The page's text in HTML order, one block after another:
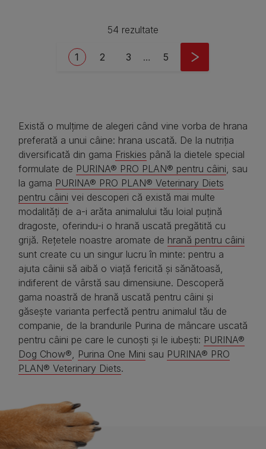
54 rezultate
Current page
1 Pagina
2 Pagina
3 … Last page
5
Există o mulțime de alegeri când vine vorba de hrana
preferată a unui câine: hrana uscată. De la nutriția
diversificată din gama Friskies până la dietele special
formulate de PURINA® PRO PLAN® pentru câini, sau
la gama PURINA® PRO PLAN® Veterinary Diets
pentru câini vei descoperi că există mai multe
modalități de a-i arăta animalului tău loial puțină
dragoste, oferindu-i o hrană uscată pregătită cu
grijă. Rețetele noastre aromate de hrană pentru câini
sunt create cu un singur lucru în minte: pentru a
ajuta câinii să aibă o viață fericită și sănătoasă,
indiferent de vârstă sau dimensiune. Descoperă
gama noastră de hrană uscată pentru câini și
găsește varianta perfectă pentru animalul tău de
companie, de la brandurile Purina de mâncare uscată
pentru câini pe care le cunoști și le iubești: PURINA®
Dog Chow®, Purina One Mini sau PURINA® PRO
PLAN® Veterinary Diets.